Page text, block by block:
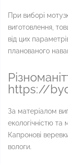
При виборі
виготовлення,
від цих
планованого
https://
За матеріалом
екологічністю та
Капронові
вологи.